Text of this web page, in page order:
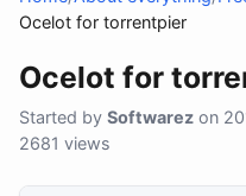
Ocelot for torrentpier
Ocelot for
Started by Softwarez on
2681 views